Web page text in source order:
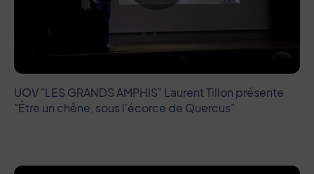
UOV "LES GRANDS AMPHIS" Laurent Tillon présente
"Être un chêne, sous l'écorce de Quercus"